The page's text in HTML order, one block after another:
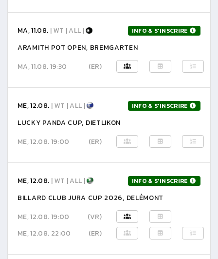
MA, 11.08. | WT | ALL | INFO & S'INSCRIRE
ARAMITH POT OPEN, BREMGARTEN
MA, 11.08. 19:30
(ER)
ME, 12.08. | WT | ALL | INFO & S'INSCRIRE
LUCKY PANDA CUP, DIETLIKON
ME, 12.08. 19:00
(ER)
ME, 12.08. | WT | ALL | INFO & S'INSCRIRE
BILLARD CLUB JURA CUP 2026, DELÉMONT
ME, 12.08. 19:00
(VR)
ME, 12.08. 22:00
(ER)